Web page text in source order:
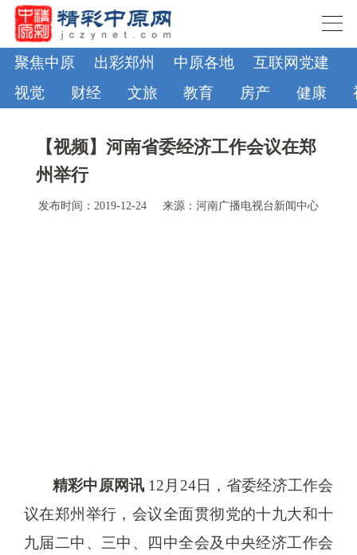
聚焦中原 出彩郑州 中原各地 互联网党建
视觉
财经 文旅 教育 房产 健康
【视频】河南省委经济工作会议在郑
州举行
发布时间：2019-12-24 来源：河南广播电视台新闻中心
精彩中原网讯 12月24日，省委经济工作会
议在郑州举行，会议全面贯彻党的十九大和十
九届二中、三中、四中全会及中央经济工作会